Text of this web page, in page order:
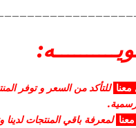
معنا للتأكد من السعر و توفر
معنا لمعرفة باقي المنتجات لدينا